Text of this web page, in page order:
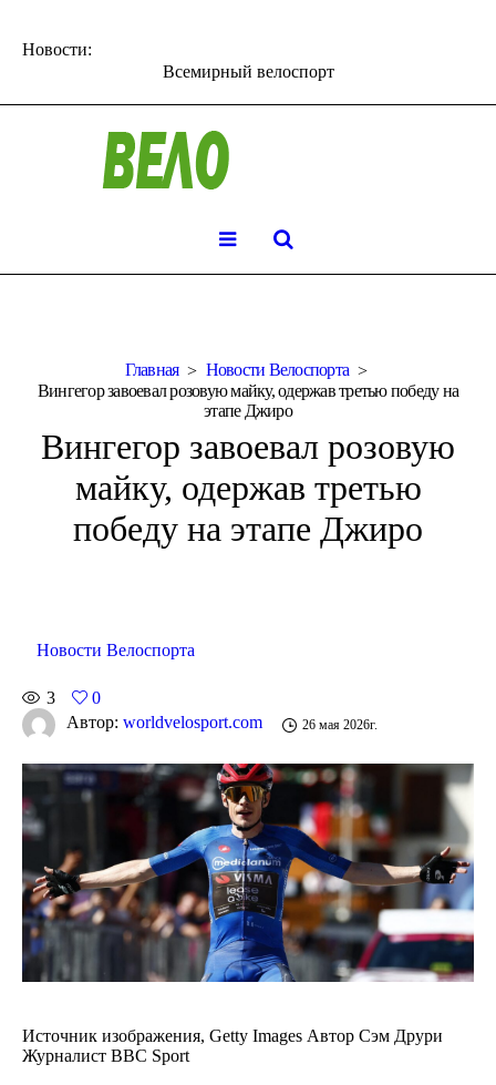
Новости:
Всемирный велоспорт
Главная
Новости Велоспорта
Вингегор завоевал розовую майку, одержав третью победу на
этапе Джиро
Вингегор завоевал розовую
майку, одержав третью
победу на этапе Джиро
Новости Велоспорта
3
0
Автор: worldvelosport.com 26 мая 2026г.
Источник изображения, Getty Images Автор Сэм Друри
Журналист BBC Sport